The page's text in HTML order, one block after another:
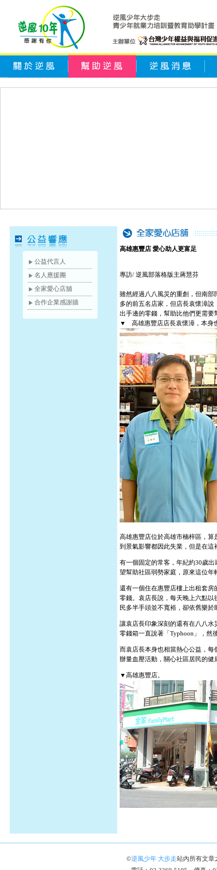
公益代言人
名人應援團
全家愛心店舖
合作企業感謝牆
高雄惠豐店 愛心助人更富足
專訪/ 逆風部落格版主蔣慧芬
雖然經過八八風災的重創，但南
多的前五名店家，但店長袁懷漳
出手邊的零錢，幫助比他們更需
▼ 高雄惠豐店店長袁懷漳，本身
高雄惠豐店位於高雄市楠梓區，
到景氣影響都因此失業，但是在
有一個固定的常客，年紀約30歲
望幫助社區弱勢家庭，原來這位
還有一個住在惠豐店樓上出租套
零錢。袁店長說，每天晚上六點
民多半手頭並不寬裕，卻依舊樂
讓袁店長印象深刻的還有在八八
零錢箱一直說著「Typhoon」，然
而袁店長本身也相當熱心公益，
辦量血壓活動，關心社區居民的健
▼高雄惠豐店。
©逆風少年 大步走站內所有文章